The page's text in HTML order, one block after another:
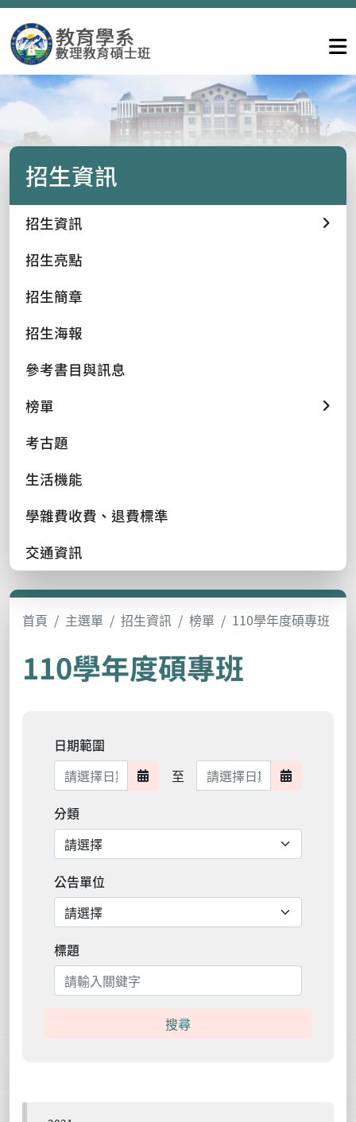
招生資訊
招生資訊
招生亮點
招生簡章
招生海報
參考書目與訊息
榜單
考古題
生活機能
學雜費收費、退費標準
交通資訊
首頁 主選單 招生資訊 榜單 110學年度碩專班
110學年度碩專班
日期範圍
日期範圍開始
至 日期範圍結束 日期範圍
分類
公告單位
標題